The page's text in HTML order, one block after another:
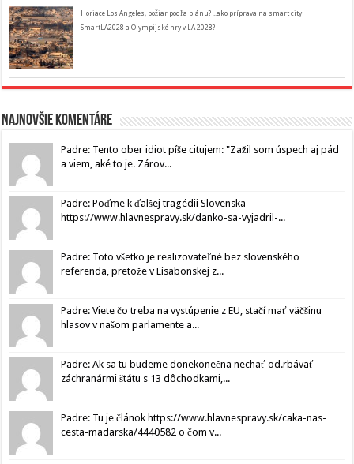
Horiace Los Angeles, požiar podľa plánu? ..ako príprava na smart city
SmartLA2028 a Olympijské hry v LA 2028?
Najnovšie komentáre
Padre: Tento ober idiot píše citujem: "Zažil som úspech aj pád
a viem, aké to je. Zárov...
Padre: Poďme k ďalšej tragédii Slovenska
https://www.hlavnespravy.sk/danko-sa-vyjadril-...
Padre: Toto všetko je realizovateľné bez slovenského
referenda, pretože v Lisabonskej z...
Padre: Viete čo treba na vystúpenie z EU, stačí mať väčšinu
hlasov v našom parlamente a...
Padre: Ak sa tu budeme donekonečna nechať od.rbávať
záchranármi štátu s 13 dôchodkami,...
Padre: Tu je článok https://www.hlavnespravy.sk/caka-nas-
cesta-madarska/4440582 o čom v...